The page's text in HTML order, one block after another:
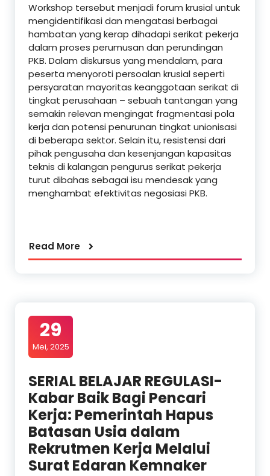
Workshop tersebut menjadi forum krusial untuk
mengidentifikasi dan mengatasi berbagai
hambatan yang kerap dihadapi serikat pekerja
dalam proses perumusan dan perundingan
PKB. Dalam diskursus yang mendalam, para
peserta menyoroti persoalan krusial seperti
persyaratan mayoritas keanggotaan serikat di
tingkat perusahaan – sebuah tantangan yang
semakin relevan mengingat fragmentasi pola
kerja dan potensi penurunan tingkat unionisasi
di beberapa sektor. Selain itu, resistensi dari
pihak pengusaha dan kesenjangan kapasitas
teknis di kalangan pengurus serikat pekerja
turut dibahas sebagai isu mendesak yang
menghambat efektivitas negosiasi PKB.
Read More
29
Mei, 2025
SERIAL BELAJAR REGULASI-
Kabar Baik Bagi Pencari
Kerja: Pemerintah Hapus
Batasan Usia dalam
Rekrutmen Kerja Melalui
Surat Edaran Kemnaker